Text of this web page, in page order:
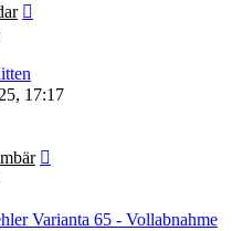
17:17
Varianta 65 - Vollabnahme